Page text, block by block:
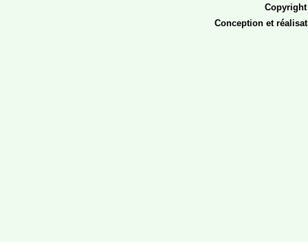
Conception et